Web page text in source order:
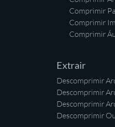
Comprimir
Comprimir
Comprimir
Extrair
Descomprimir
Descomprimir
Descomprimir
Descomprimir